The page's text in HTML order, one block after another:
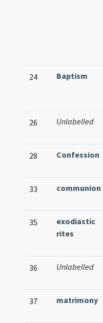
24 Baptism
26 Unlabelled
28 Confession
33 communion
35
exodiastic
rites
36 Unlabelled
37 matrimony